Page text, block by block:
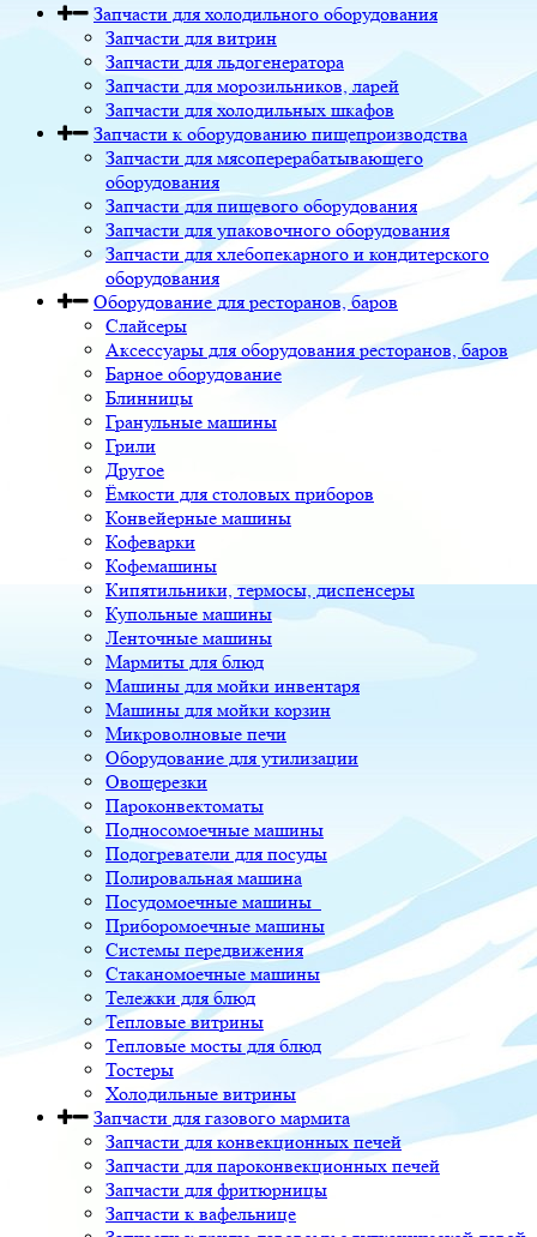
Запчасти для холодильного оборудования
Запчасти для витрин
Запчасти для льдогенератора
Запчасти для морозильников, ларей
Запчасти для холодильных шкафов
Запчасти к оборудованию пищепроизводства
Запчасти для мясоперерабатывающего
оборудования
Запчасти для пищевого оборудования
Запчасти для упаковочного оборудования
Запчасти для хлебопекарного и кондитерского
оборудования
Оборудование для ресторанов, баров
Слайсеры
Аксессуары для оборудования ресторанов, баров
Барное оборудование
Блинницы
Гранульные машины
Грили
Другое
Ёмкости для столовых приборов
Конвейерные машины
Кофеварки
Кофемашины
Кипятильники, термосы, диспенсеры
Купольные машины
Ленточные машины
Мармиты для блюд
Машины для мойки инвентаря
Машины для мойки корзин
Микроволновые печи
Оборудование для утилизации
Овощерезки
Пароконвектоматы
Подносомоечные машины
Подогреватели для посуды
Полировальная машина
Посудомоечные машины
Приборомоечные машины
Системы передвижения
Стаканомоечные машины
Тележки для блюд
Тепловые витрины
Тепловые мосты для блюд
Тостеры
Холодильные витрины
Запчасти для газового мармита
Запчасти для конвекционных печей
Запчасти для пароконвекционных печей
Запчасти для фритюрницы
Запчасти к вафельнице